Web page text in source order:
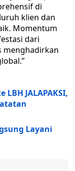
di
klien dan
Momentum
dari
menghadirkan
JALAPAKSI,
Layani